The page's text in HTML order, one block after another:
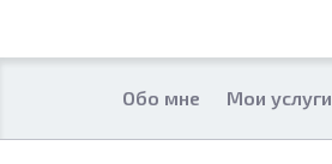
Обо мне Мои услуги